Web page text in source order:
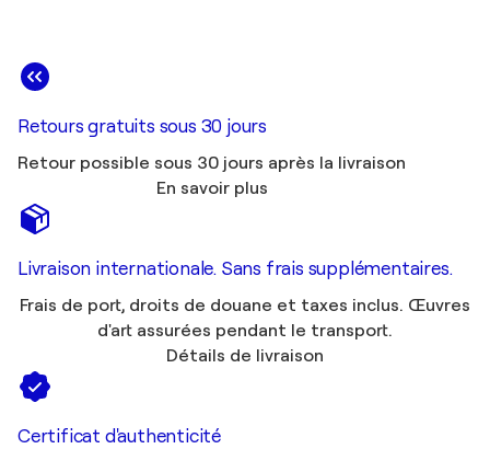
Retours gratuits sous 30 jours
Retour possible sous 30 jours après la livraison
En savoir plus
Livraison internationale. Sans frais supplémentaires.
Frais de port, droits de douane et taxes inclus. Œuvres
d'art assurées pendant le transport.
Détails de livraison
Certificat d'authenticité